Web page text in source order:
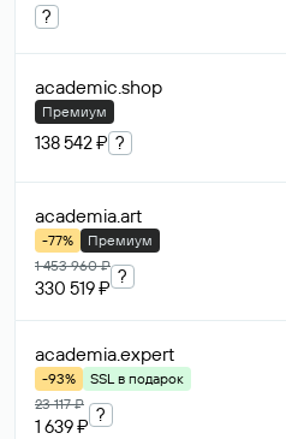
?
academic.shop
Премиум
138 542 ₽ ?
academia.art
-77%
Премиум
1 453 960 ₽
330 519 ₽
?
academia.expert
-93%
SSL в подарок
23 117 ₽
1 639 ₽
?